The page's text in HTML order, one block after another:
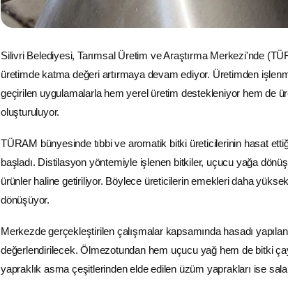
Silivri Belediyesi, Tarımsal Üretim ve Araştırma Merkezi'nde
üretimde katma değeri artırmaya devam ediyor. Üretimden
geçirilen uygulamalarla hem yerel üretim destekleniyor hem de
oluşturuluyor.
TÜRAM bünyesinde tıbbi ve aromatik bitki üreticilerinin hasat
başladı. Distilasyon yöntemiyle işlenen bitkiler, uçucu yağa
ürünler haline getiriliyor. Böylece üreticilerin emekleri daha
dönüşüyor.
Merkezde gerçekleştirilen çalışmalar kapsamında hasadı
değerlendirilecek. Ölmezotundan hem uçucu yağ hem de bitki
yapraklık asma çeşitlerinden elde edilen üzüm yaprakları ise